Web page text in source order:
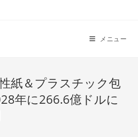
メニュー
紙＆プラスチック包
年に266.6億ドルに